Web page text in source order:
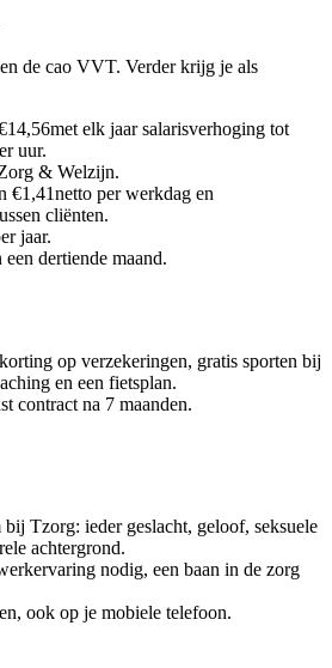
de cao VVT. Verder krijg je als
elk jaar salarisverhoging tot
uur.
& Welzijn.
€1,41netto per werkdag en
cliënten.
jaar.
dertiende maand.
op verzekeringen, gratis sporten bij
en een fietsplan.
contract na 7 maanden.
Tzorg: ieder geslacht, geloof, seksuele
achtergrond.
nodig, een baan in de zorg
ook op je mobiele telefoon.